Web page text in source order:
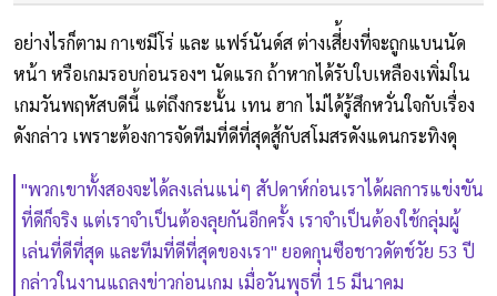
อย่างไรก็ตาม กาเซมีโร่ และ แฟร์นันด์ส ต่างเสี่้ยงที่จะถูกแบนนัด
หน้า หรือเกมรอบก่อนรองฯ นัดแรก ถ้าหากได้รับใบเหลืองเพิ่มใน
เกมวันพฤหัสบดีนี้ แต่ถึงกระนั้น เทน ฮาก ไม่ได้รู้สึกหวั่นใจกับเรื่อง
ดังกล่าว เพราะต้องการจัดทีมที่ดีที่สุดสู้กับสโมสรดังแดนกระทิงดุ
"พวกเขาทั้งสองจะได้ลงเล่นแน่ๆ สัปดาห์ก่อนเราได้ผลการแข่งขัน
ที่ดีก็จริง แต่เราจำเป็นต้องลุยกันอีกครั้ง เราจำเป็นต้องใช้กลุ่มผู้
เล่นที่ดีที่สุด และทีมที่ดีที่สุดของเรา" ยอดกุนซือชาวดัตช์วัย 53 ปี
กล่าวในงานแถลงข่าวก่อนเกม เมื่อวันพุธที่ 15 มีนาคม